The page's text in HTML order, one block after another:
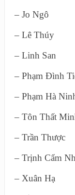
– Jo Ngô
– Lê Thúy
– Linh San
– Phạm Đình
– Phạm Hà
– Tôn Thất
– Trần Thược
– Trịnh Cẩm
– Xuân Hạ